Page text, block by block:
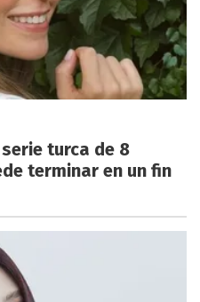
turca de 8
terminar en un fin